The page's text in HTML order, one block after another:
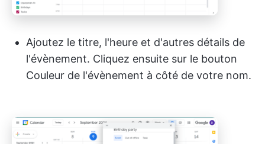
Ajoutez le titre, l'heure et d'autres détails de
l'évènement. Cliquez ensuite sur le bouton
Couleur de l'évènement à côté de votre nom.